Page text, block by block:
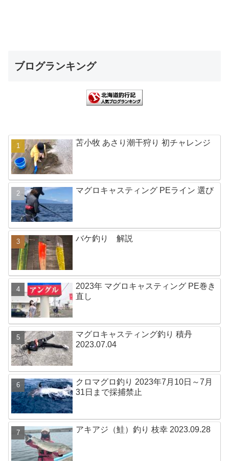
ブログランキング
苫小牧 あさり潮干狩り 初チャレンジ
マグロキャスティング PEライン 選び
バケ釣り 解説
2023年 マグロキャスティング PE巻き
直し
マグロキャスティング釣り 積丹
2023.07.04
クロマグロ釣り 2023年7月10日～7月
31日まで採捕禁止
アキアジ（鮭）釣り 枝幸 2023.09.28